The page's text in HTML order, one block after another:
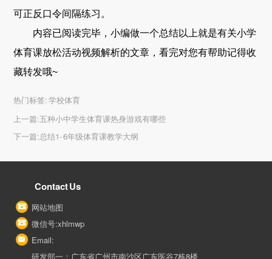
可正反口令间隔练习。
内容已阅读完毕，小编做一个总结以上就是有关小学
体育课放松活动视频解析的文章，看完对您有帮助记得收
藏转发哦~
热门标签:学校体育
上一篇:五种小中学生体育课热身游戏有哪些
下一篇:总结1- 6年级体育课教学大纲
Contact Us
网站地图
微信号:xhlmwp
Email:
研发部一：广东省广州市南沙区广东医谷7栋8楼